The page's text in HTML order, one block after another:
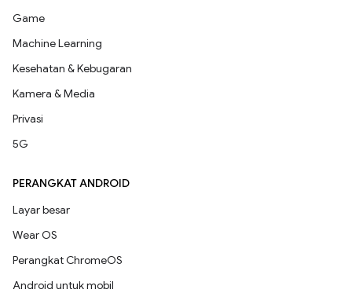
Game
Machine Learning
Kesehatan & Kebugaran
Kamera & Media
Privasi
5G
PERANGKAT ANDROID
Layar besar
Wear OS
Perangkat ChromeOS
Android untuk mobil